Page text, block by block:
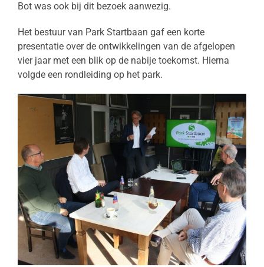
Bot was ook bij dit bezoek aanwezig.
Het bestuur van Park Startbaan gaf een korte
presentatie over de ontwikkelingen van de afgelopen
vier jaar met een blik op de nabije toekomst. Hierna
volgde een rondleiding op het park.